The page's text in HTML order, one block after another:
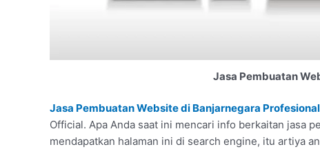
Jasa Pembuatan
Jasa Pembuatan Website di Banjarnegara
Official. Apa Anda saat ini mencari info berkaitan jasa
mendapatkan halaman ini di search engine, itu artiya